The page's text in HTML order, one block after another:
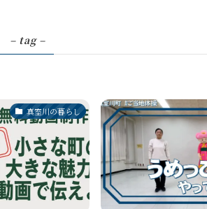
– tag –
真室川の暮らし